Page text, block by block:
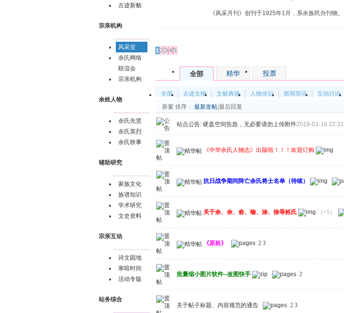
古迹新貌
宗亲机构
风采堂
余氏网络
联谊会
宗亲机构
余姓人物
余氏先贤
余氏英烈
余氏轶事
辅助研究
家族文化
族谱知识
学术研究
文史资料
宗亲互动
诗文园地
寒暄时间
活动专版
站务综合
《风采月刊》创刊于1925年1月，系余族民办刊物。
12 3 45
全部 精华 投票
全部 古迹文物 文献典籍 人物传记 新闻简讯 互动讨论
新窗 排序： 最新发帖|最后回复
站点公告: 硬盘空间告急，无必要请勿上传附件2019-01-16 22:31
《中华余氏人物志》出版啦！！！欢迎订购
抗日战争期间阵亡余氏将士名单（待续）
关于余、佘、俞、喻、涂、徐等姓氏 （+5）
《原姓》 2 3
批量缩小图片软件--改图快手 2
关于帖子标题、内容规范的通告 2 3